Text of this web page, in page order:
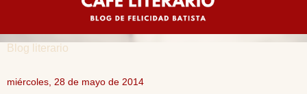
Blog literario
miércoles, 28 de mayo de 2014